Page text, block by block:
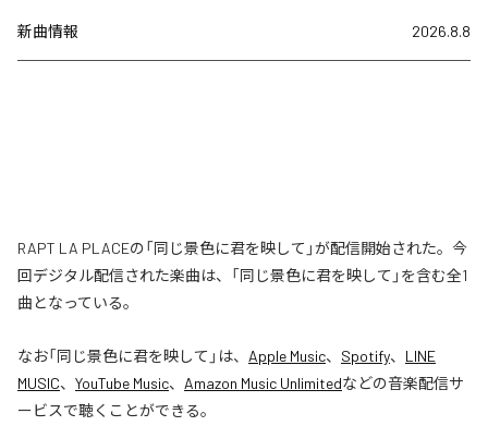
新曲情報 2026.8.8
RAPT LA PLACEの「同じ景色に君を映して」が配信開始された。今
回デジタル配信された楽曲は、「同じ景色に君を映して」を含む全1
曲となっている。
なお「同じ景色に君を映して 」は、 Apple Music、 Spotify、 LINE
MUSIC、 YouTube Music、 Amazon Music Unlimitedなどの音楽配信サ
ービスで聴くことができる。